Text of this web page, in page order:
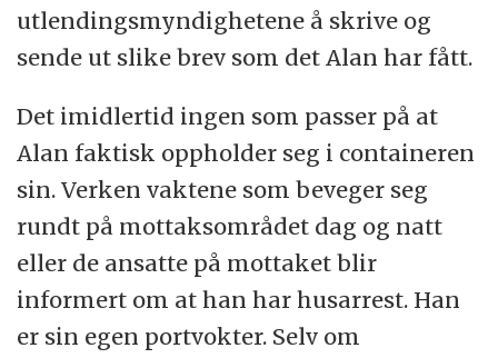
utlendingsmyndighetene å skrive og
sende ut slike brev som det Alan har fått.
Det imidlertid ingen som passer på at
Alan faktisk oppholder seg i containeren
sin. Verken vaktene som beveger seg
rundt på mottaksområdet dag og natt
eller de ansatte på mottaket blir
informert om at han har husarrest. Han
er sin egen portvokter. Selv om